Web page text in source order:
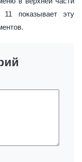
показывает эту